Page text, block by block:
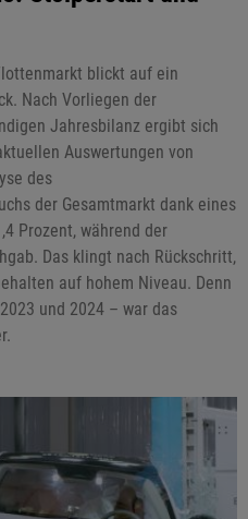
blickt auf ein
Nach Vorliegen der
Jahresbilanz ergibt sich
Auswertungen von
des
der Gesamtmarkt dank eines
Prozent, während der
Das klingt nach Rückschritt,
auf hohem Niveau. Denn
und 2024 – war das